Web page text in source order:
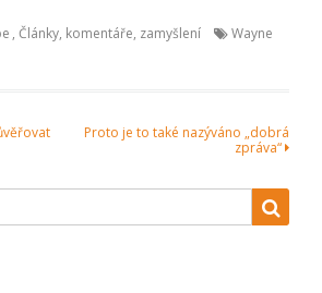
, Články, komentáře, zamyšlení
Wayne
Proto je to také nazýváno „dobrá
zpráva“